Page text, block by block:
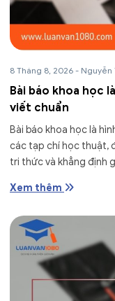
8 Tháng 8, 2026 - Nguyễn
Bài báo khoa học
viết chuẩn
Bài báo khoa học là
các tạp chí học thuật,
tri thức và khẳng định
Xem thêm